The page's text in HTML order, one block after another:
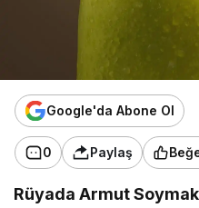
Google'da Abone Ol
0 Paylaş
Rüyada Armut Soymak